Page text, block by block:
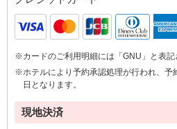
※カードのご利用明細には「GNU」と表記
※ホテルにより予約承認処理が行われ、予
日となります。
現地決済